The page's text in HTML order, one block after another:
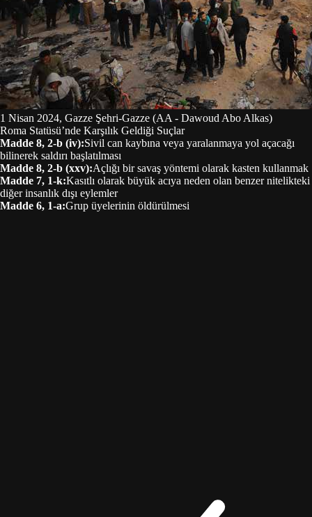
1 Nisan 2024, Gazze Şehri-Gazze (AA - Dawoud Abo Alkas)
Roma Statüsü’nde Karşılık Geldiği Suçlar
Madde 8, 2-b (iv):Sivil can kaybına veya yaralanmaya yol açacağı
bilinerek saldırı başlatılması
Madde 8, 2-b (xxv):Açlığı bir savaş yöntemi olarak kasten kullanmak
Madde 7, 1-k:Kasıtlı olarak büyük acıya neden olan benzer nitelikteki
diğer insanlık dışı eylemler
Madde 6, 1-a:Grup üyelerinin öldürülmesi